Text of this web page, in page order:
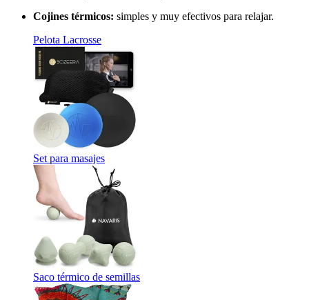
Cojines térmicos: simples y muy efectivos para relajar.
Pelota Lacrosse
Set para masajes
Saco térmico de semillas